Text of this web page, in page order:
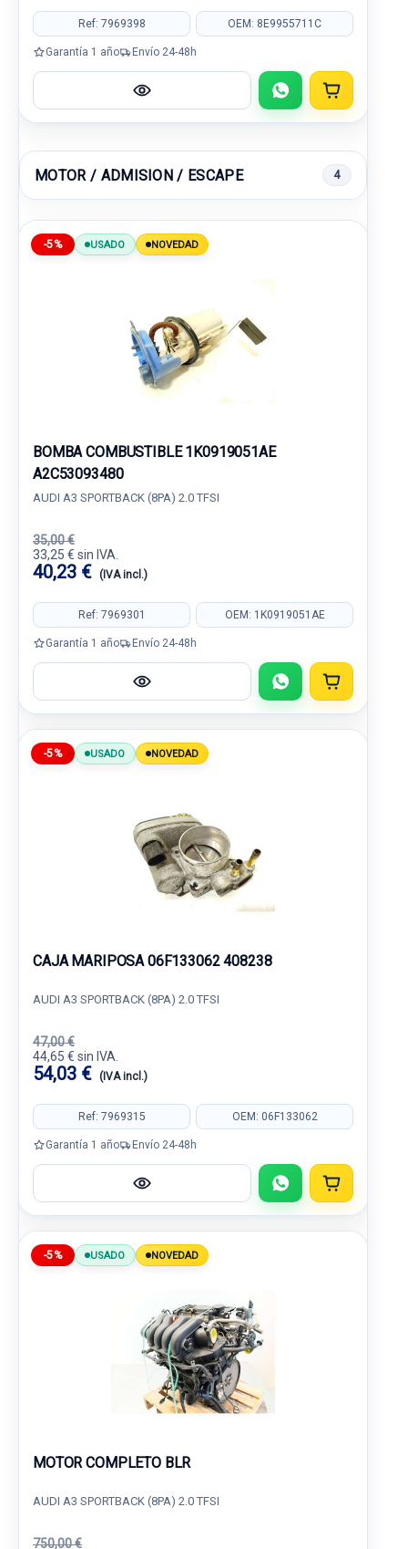
Ref: 7969398 OEM: 8E9955711C
Garantía 1 año Envío 24-48h
MOTOR / ADMISION / ESCAPE 4
-5% USADO NOVEDAD
BOMBA COMBUSTIBLE 1K0919051AE
A2C53093480
AUDI A3 SPORTBACK (8PA) 2.0 TFSI
35,00 €
33,25 € sin IVA.
40,23 € (IVA incl.)
Ref: 7969301 OEM: 1K0919051AE
Garantía 1 año Envío 24-48h
-5% USADO NOVEDAD
CAJA MARIPOSA 06F133062 408238
AUDI A3 SPORTBACK (8PA) 2.0 TFSI
47,00 €
44,65 € sin IVA.
54,03 € (IVA incl.)
Ref: 7969315 OEM: 06F133062
Garantía 1 año Envío 24-48h
-5% USADO NOVEDAD
MOTOR COMPLETO BLR
AUDI A3 SPORTBACK (8PA) 2.0 TFSI
750,00 €